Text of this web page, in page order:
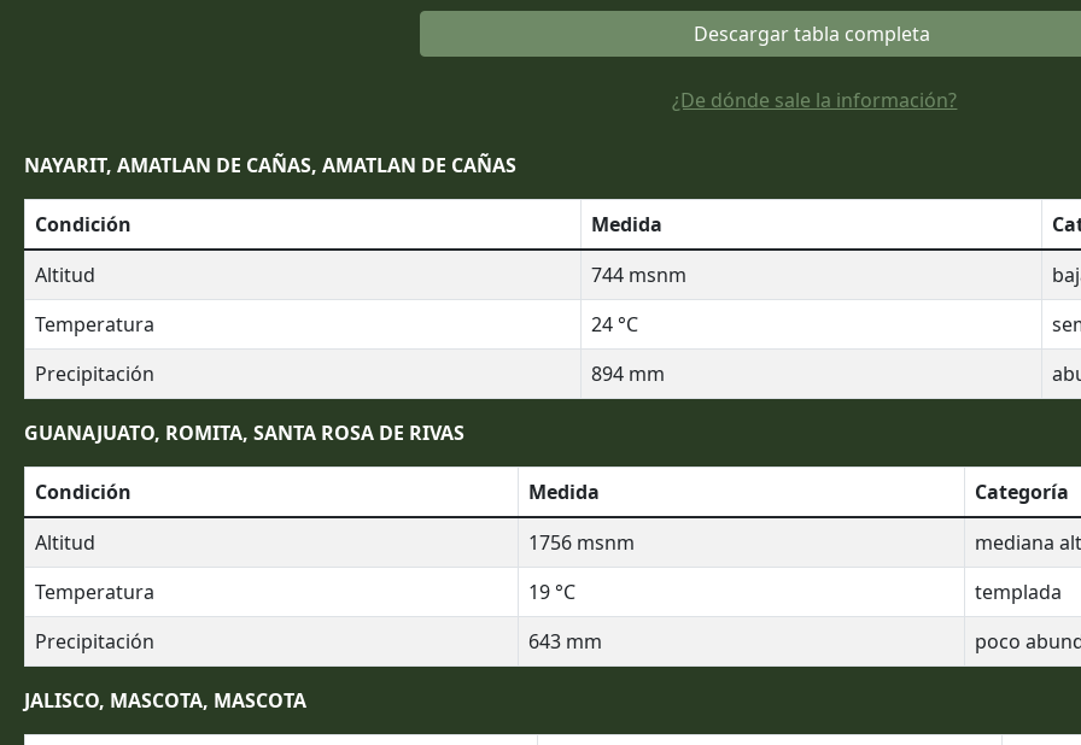
Descargar tabla completa
¿De dónde sale la información?
NAYARIT, AMATLAN DE CAÑAS, AMATLAN DE CAÑAS
Condición Medida
Altitud
744 msnm
Temperatura
24 °C
Precipitación
894 mm
GUANAJUATO, ROMITA, SANTA ROSA DE RIVAS
Condición Medida
Categoría
Altitud
1756 msnm
mediana
Temperatura
19 °C
templada
Precipitación
643 mm poco
JALISCO, MASCOTA, MASCOTA